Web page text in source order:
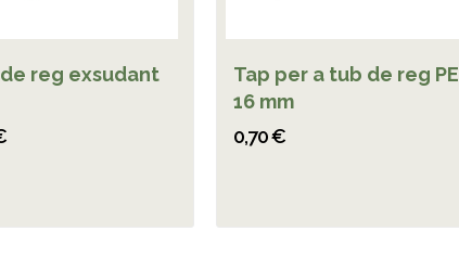
reg exsudant
Tap per a tub de reg PE
16 mm
0,70 €